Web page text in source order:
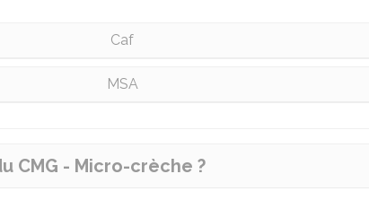
Caf
MSA
CMG - Micro-crèche ?